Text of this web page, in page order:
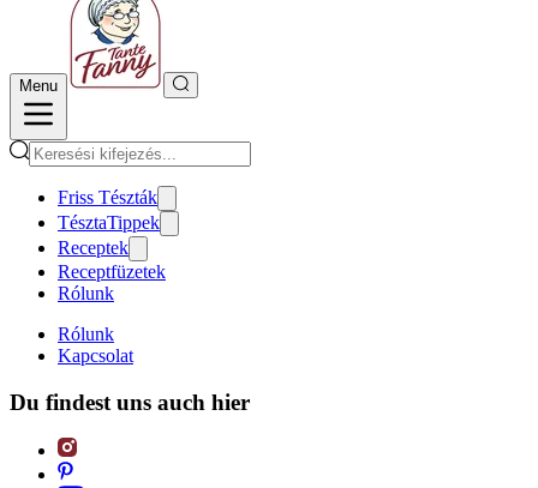
Menu
Friss Tészták
TésztaTippek
Receptek
Receptfüzetek
Rólunk
Rólunk
Kapcsolat
Du findest uns auch hier